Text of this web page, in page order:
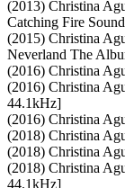
(2013) Christina
Catching Fire
(2015) Christina
Neverland The
(2016) Christina
(2016) Christina
44.1kHz]
(2016) Christina
(2018) Christina
(2018) Christina
(2018) Christina
44.1kHz]